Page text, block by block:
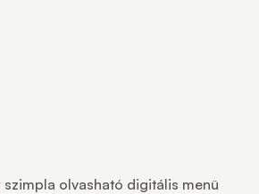
olvasható digitális menü